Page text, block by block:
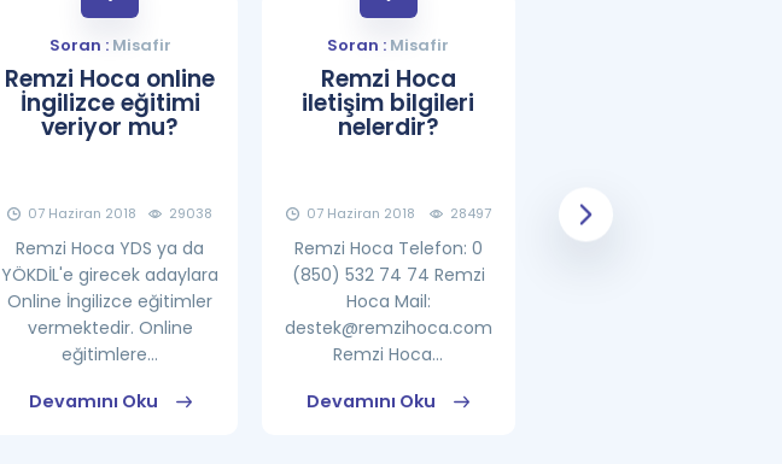
Soran :Misafir
Remzi Hoca online
İngilizce eğitimi
veriyor mu?
07 Haziran 2018 29038
Remzi Hoca YDS ya da
YÖKDİL'e girecek adaylara
Online İngilizce eğitimler
vermektedir. Online
eğitimlere...
Devamını Oku
Soran : Misafir
Remzi Hoca
iletişim bilgileri
nelerdir?
07 Haziran 2018 28497
Remzi Hoca Telefon: 0
(850) 532 74 74 Remzi
Hoca Mail:
destek@remzihoca.com
Remzi Hoca...
Devamını Oku
08 Haziran 2018